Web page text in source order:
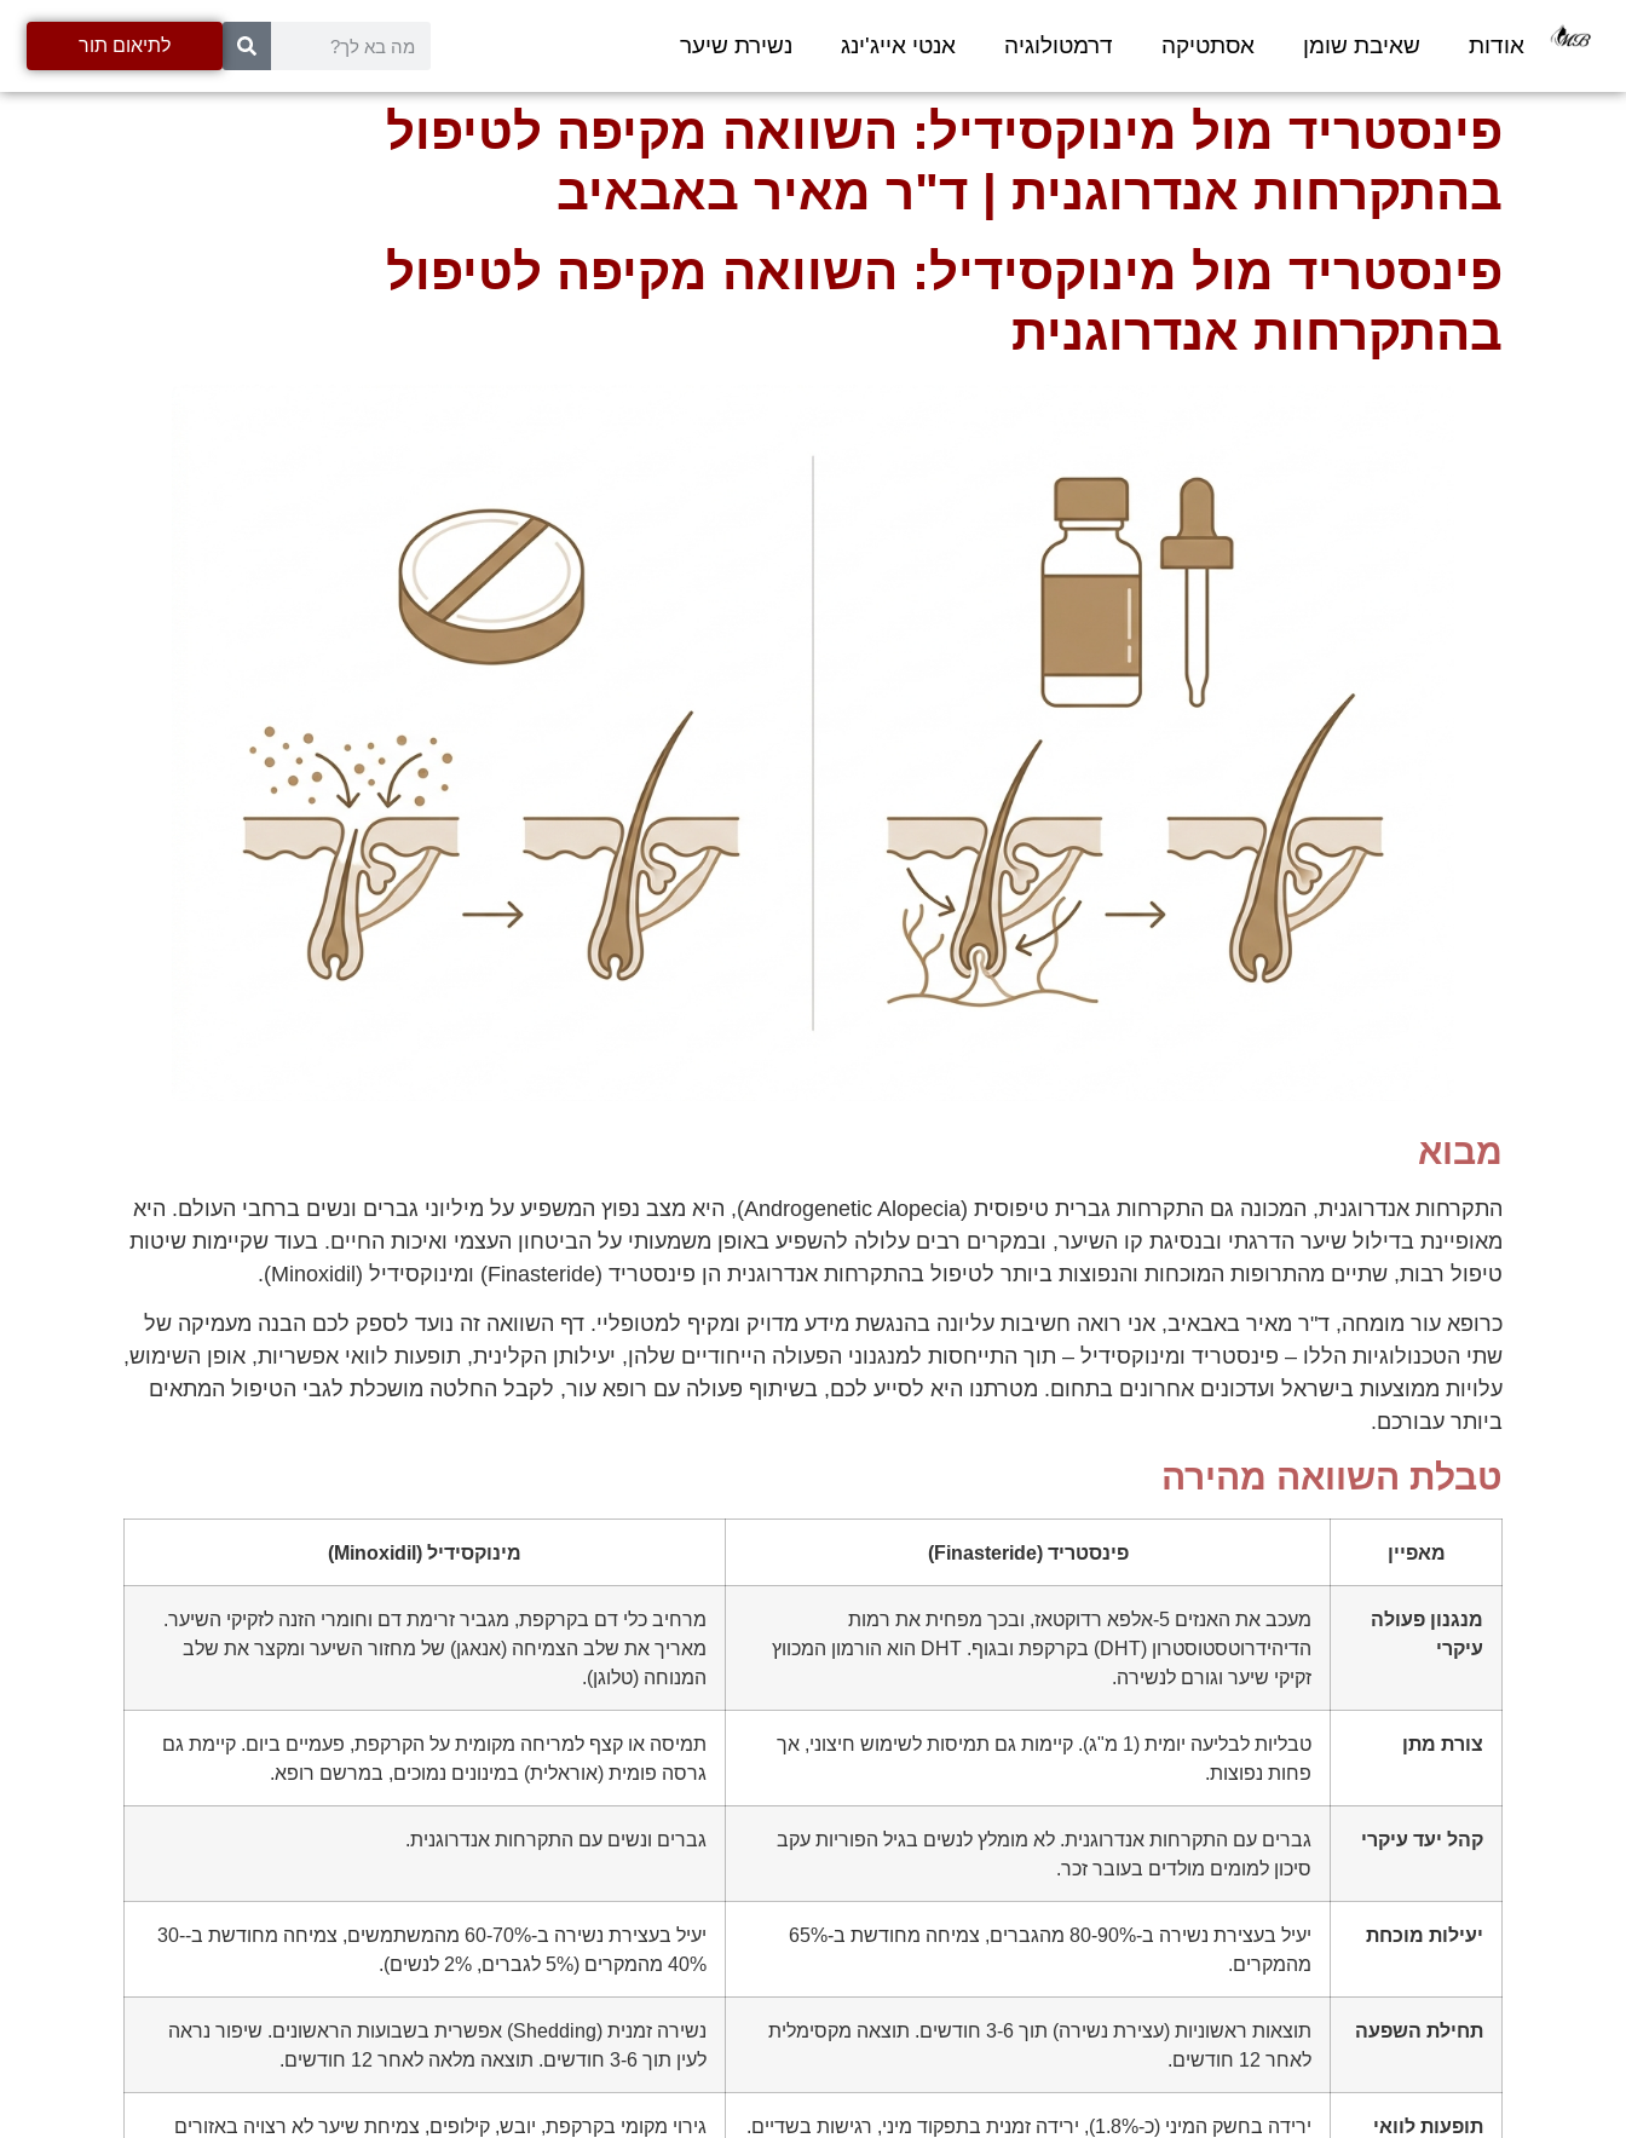
אודות שאיבת שומן אסתטיקה דרמטולוגיה אנטי אייג'ינג נשירת שיער לתיאום תור
פינסטריד מול מינוקסידיל: השוואה מקיפה לטיפול
בהתקרחות אנדרוגנית | ד"ר מאיר באבאיב
פינסטריד מול מינוקסידיל: השוואה מקיפה לטיפול
בהתקרחות אנדרוגנית
מבוא
התקרחות אנדרוגנית, המכונה גם התקרחות גברית טיפוסית (Androgenetic Alopecia), היא מצב נפוץ המשפיע על מיליוני גברים ונשים ברחבי העולם. היא
מאופיינת בדילול שיער הדרגתי ובנסיגת קו השיער, ובמקרים רבים עלולה להשפיע באופן משמעותי על הביטחון העצמי ואיכות החיים. בעוד שקיימות שיטות
טיפול רבות, שתיים מהתרופות המוכחות והנפוצות ביותר לטיפול בהתקרחות אנדרוגנית הן פינסטריד (Finasteride) ומינוקסידיל (Minoxidil).
כרופא עור מומחה, ד"ר מאיר באבאיב, אני רואה חשיבות עליונה בהנגשת מידע מדויק ומקיף למטופליי. דף השוואה זה נועד לספק לכם הבנה מעמיקה של
שתי הטכנולוגיות הללו – פינסטריד ומינוקסידיל – תוך התייחסות למנגנוני הפעולה הייחודיים שלהן, יעילותן הקלינית, תופעות לוואי אפשריות, אופן השימוש,
עלויות ממוצעות בישראל ועדכונים אחרונים בתחום. מטרתנו היא לסייע לכם, בשיתוף פעולה עם רופא עור, לקבל החלטה מושכלת לגבי הטיפול המתאים
ביותר עבורכם.
טבלת השוואה מהירה
מאפיין פינסטריד (Finasteride) מינוקסידיל (Minoxidil)
מנגנון פעולה
עיקרי
מעכב את האנזים 5-אלפא רדוקטאז, ובכך מפחית את רמות
הדיהידרוטסטוסטרון (DHT) בקרקפת ובגוף. DHT הוא הורמון המכווץ
זקיקי שיער וגורם לנשירה.
מרחיב כלי דם בקרקפת, מגביר זרימת דם וחומרי הזנה לזקיקי השיער.
מאריך את שלב הצמיחה (אנאגן) של מחזור השיער ומקצר את שלב
המנוחה (טלוגן).
צורת מתן
טבליות לבליעה יומית (1 מ"ג). קיימות גם תמיסות לשימוש חיצוני, אך
פחות נפוצות.
תמיסה או קצף למריחה מקומית על הקרקפת, פעמיים ביום. קיימת גם
גרסה פומית (אוראלית) במינונים נמוכים, במרשם רופא.
קהל יעד עיקרי
גברים עם התקרחות אנדרוגנית. לא מומלץ לנשים בגיל הפוריות עקב
סיכון למומים מולדים בעובר זכר.
גברים ונשים עם התקרחות אנדרוגנית.
יעילות מוכחת
יעיל בעצירת נשירה ב-80-90% מהגברים, צמיחה מחודשת ב-65%
מהמקרים.
יעיל בעצירת נשירה ב-60-70% מהמשתמשים, צמיחה מחודשת ב-30-
40% מהמקרים (5% לגברים, 2% לנשים).
תחילת השפעה
תוצאות ראשוניות (עצירת נשירה) תוך 3-6 חודשים. תוצאה מקסימלית
לאחר 12 חודשים.
נשירה זמנית (Shedding) אפשרית בשבועות הראשונים. שיפור נראה
לעין תוך 3-6 חודשים. תוצאה מלאה לאחר 12 חודשים.
תופעות לוואי
ירידה בחשק המיני (כ-1.8%), ירידה זמנית בתפקוד מיני, רגישות בשדיים.
גירוי מקומי בקרקפת, יובש, קילופים, צמיחת שיער לא רצויה באזורים